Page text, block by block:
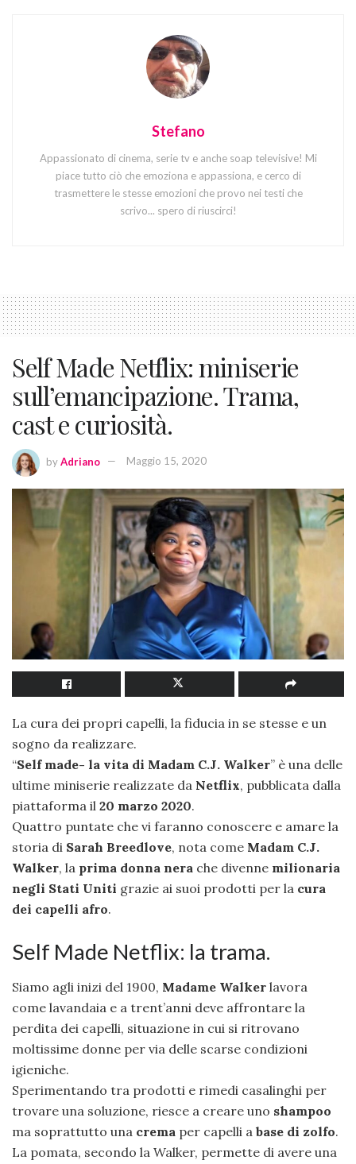
Stefano
Appassionato di cinema, serie tv e anche soap televisive! Mi
piace tutto ciò che emoziona e appassiona, e cerco di
trasmettere le stesse emozioni che provo nei testi che
scrivo... spero di riuscirci!
Self Made Netflix: miniserie
sull’emancipazione. Trama,
cast e curiosità.
byAdriano Maggio 15, 2020
La cura dei propri capelli, la fiducia in se stesse e un
sogno da realizzare.
“Self made- la vita di Madam C.J. Walker” è una delle
ultime miniserie realizzate da Netflix, pubblicata dalla
piattaforma il 20 marzo 2020.
Quattro puntate che vi faranno conoscere e amare la
storia di Sarah Breedlove, nota come Madam C.J.
Walker, la prima donna nera che divenne milionaria
negli Stati Uniti grazie ai suoi prodotti per la cura
dei capelli afro.
Self Made Netflix: la trama.
Siamo agli inizi del 1900, Madame Walker lavora
come lavandaia e a trent’anni deve affrontare la
perdita dei capelli, situazione in cui si ritrovano
moltissime donne per via delle scarse condizioni
igieniche.
Sperimentando tra prodotti e rimedi casalinghi per
trovare una soluzione, riesce a creare uno shampoo
ma soprattutto una crema per capelli a base di zolfo.
La pomata, secondo la Walker, permette di avere una